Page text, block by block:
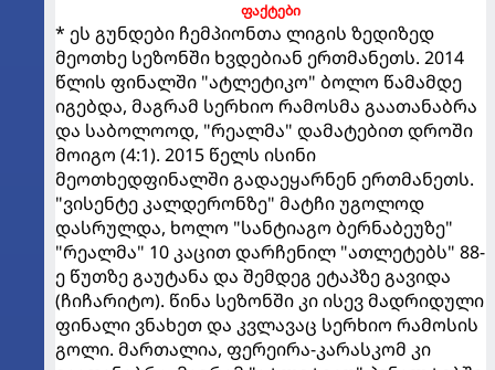
ფაქტები
* ეს გუნდები ჩემპიონთა ლიგის ზედიზედ
მეოთხე სეზონში ხვდებიან ერთმანეთს. 2014
წლის ფინალში "ატლეტიკო" ბოლო წამამდე
იგებდა, მაგრამ სერხიო რამოსმა გაათანაბრა
და საბოლოოდ, "რეალმა" დამატებით დროში
მოიგო (4:1). 2015 წელს ისინი
მეოთხედფინალში გადაეყარნენ ერთმანეთს.
"ვისენტე კალდერონზე" მატჩი უგოლოდ
დასრულდა, ხოლო "სანტიაგო ბერნაბეუზე"
"რეალმა" 10 კაცით დარჩენილ "ათლეტებს" 88-
ე წუთზე გაუტანა და შემდეგ ეტაპზე გავიდა
(ჩიჩარიტო). წინა სეზონში კი ისევ მადრიდული
ფინალი ვნახეთ და კვლავაც სერხიო რამოსის
გოლი. მართალია, ფერეირა-კარასკომ კი